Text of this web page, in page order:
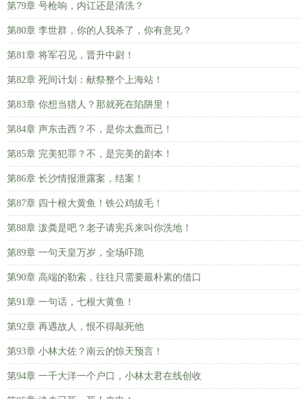
第79章 号枪响，内讧还是清洗？
第80章 李世群，你的人我杀了，你有意见？
第81章 将军召见，晋升中尉！
第82章 死间计划：献祭整个上海站！
第83章 你想当猎人？那就死在陷阱里！
第84章 声东击西？不，是你太蠢而已！
第85章 完美犯罪？不，是完美的剧本！
第86章 长沙情报泄露案，结案！
第87章 四十根大黄鱼！铁公鸡拔毛！
第88章 泼粪是吧？老子请宪兵来叫你洗地！
第89章 一句天皇万岁，全场吓跪
第90章 高端的勒索，往往只需要最朴素的借口
第91章 一句话，七根大黄鱼！
第92章 再遇故人，恨不得敲死他
第93章 小林大佐？南云的惊天预言！
第94章 一千大洋一个户口，小林太君在线创收